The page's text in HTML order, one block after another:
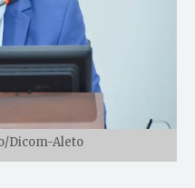
Dicom-Aleto